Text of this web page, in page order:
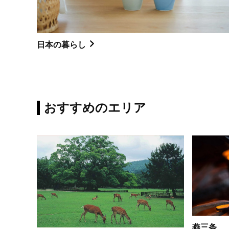
日本の暮らし
おすすめのエリア